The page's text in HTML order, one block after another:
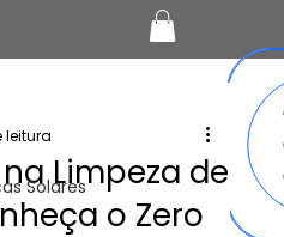
Solares
Limpeza de
o Zero
leitura